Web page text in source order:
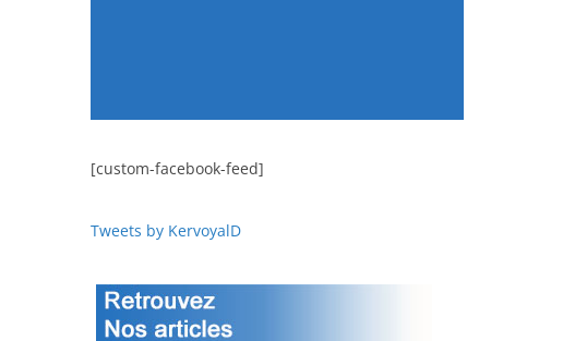
[custom-facebook-feed]
Tweets by KervoyalD